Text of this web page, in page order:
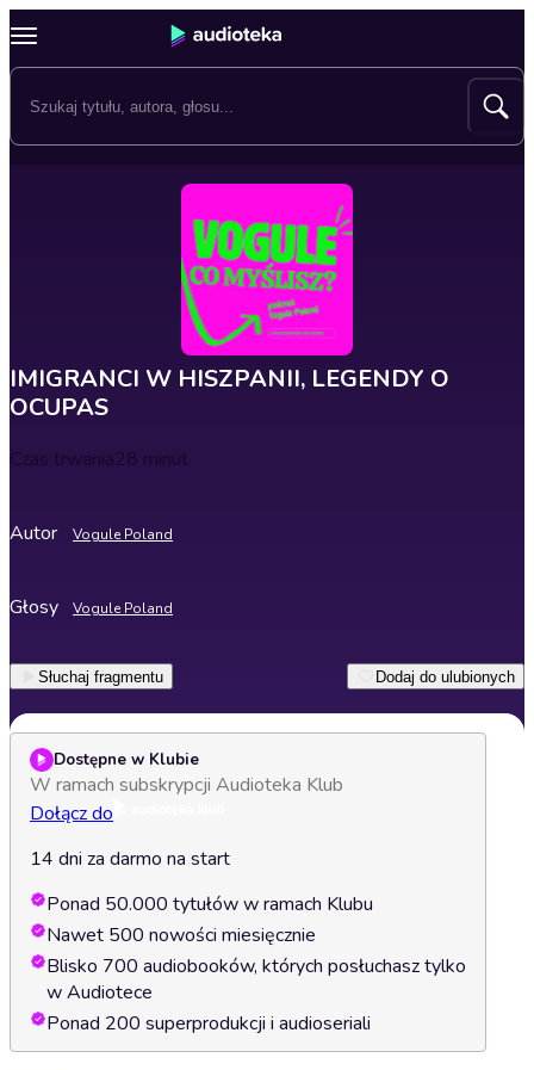
IMIGRANCI W HISZPANII, LEGENDY O
OCUPAS
Czas trwania28 minut
Autor Vogule Poland
Głosy Vogule Poland
Słuchaj fragmentu Dodaj do ulubionych
Dostępne w Klubie
W ramach subskrypcji Audioteka Klub
Dołącz do
14 dni za darmo na start
Ponad 50.000 tytułów w ramach Klubu
Nawet 500 nowości miesięcznie
Blisko 700 audiobooków, których posłuchasz tylko
w Audiotece
Ponad 200 superprodukcji i audioseriali